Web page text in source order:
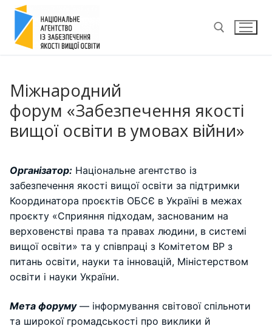
Перейти
вмісту
Міжнародний
форум «Забезпечення якості
вищої освіти в умовах війни»
Організатор: Національне агентство із
забезпечення якості вищої освіти за підтримки
Координатора проєктів ОБСЄ в Україні в межах
проєкту «Сприяння підходам, заснованим на
верховенстві права та правах людини, в системі
вищої освіти» та у співпраці з Комітетом ВР з
питань освіти, науки та інновацій, Міністерством
освіти і науки України.
Мета форуму — інформування світової спільноти
та широкої громадськості про виклики й